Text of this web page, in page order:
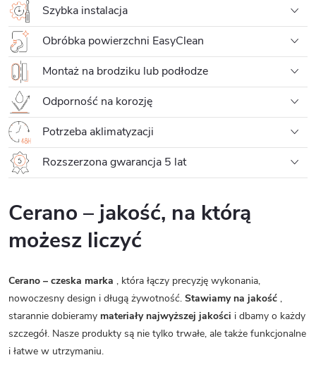
Szybka instalacja
Obróbka powierzchni EasyClean
Montaż na brodziku lub podłodze
Odporność na korozję
Potrzeba aklimatyzacji
Rozszerzona gwarancja 5 lat
Cerano – jakość, na którą
możesz liczyć
Cerano – czeska marka , która łączy precyzję wykonania,
nowoczesny design i długą żywotność. Stawiamy na jakość ,
starannie dobieramy materiały najwyższej jakości i dbamy o każdy
szczegół. Nasze produkty są nie tylko trwałe, ale także funkcjonalne
i łatwe w utrzymaniu.